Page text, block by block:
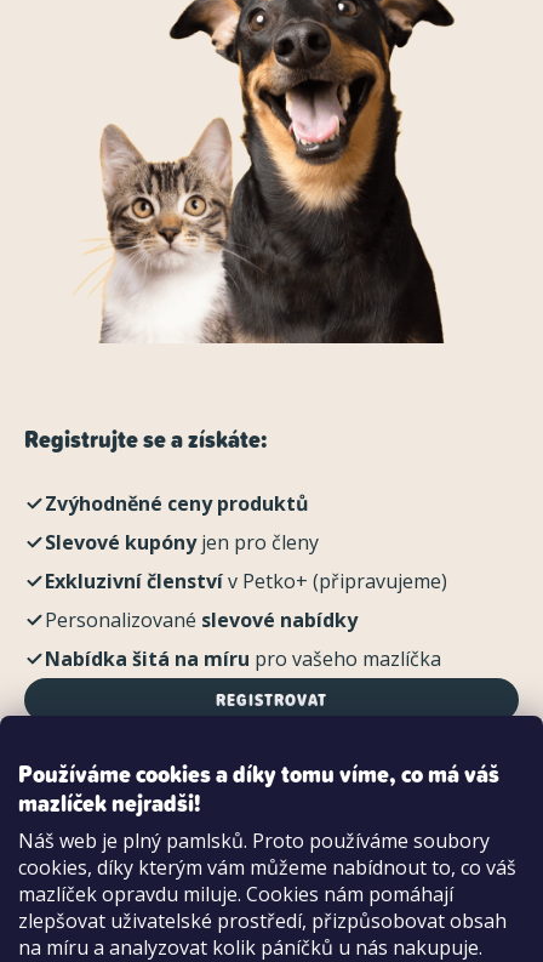
Používáme cookies a díky tomu víme, co má váš
mazlíček nejradši!
Náš web je plný pamlsků. Proto používáme soubory
cookies, díky kterým vám můžeme nabídnout to, co váš
mazlíček opravdu miluje. Cookies nám pomáhají
zlepšovat uživatelské prostředí, přizpůsobovat obsah
na míru a analyzovat kolik páníčků u nás nakupuje.
Registrujte se a získáte:
Zvýhodněné ceny produktů
Slevové kupónyjen pro členy
Exkluzivní členstvív Petko+ (připravujeme)
Personalizované slevové nabídky
Nabídka šitá na míru pro vašeho mazlíčka
REGISTROVAT
Možnosti platby:
Dobírkou
Hotově i kartou na pobočce